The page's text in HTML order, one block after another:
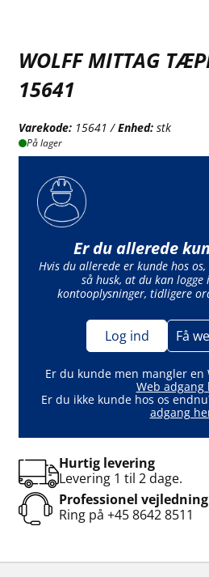
WOLFF MITTAG
15641
Varekode: 15641 /Enhed: stk
På lager
Er du allerede
Hvis du allerede er kunde hos
så husk, at du kan logge
kontooplysninger, tidligere
Log ind Få
Er du kunde men mangler en
Web adgang
Er du ikke kunde hos os
adgang
Hurtig levering
Levering 1 til 2 dage.
Professionel vejledning
Ring på +45 8642 8511